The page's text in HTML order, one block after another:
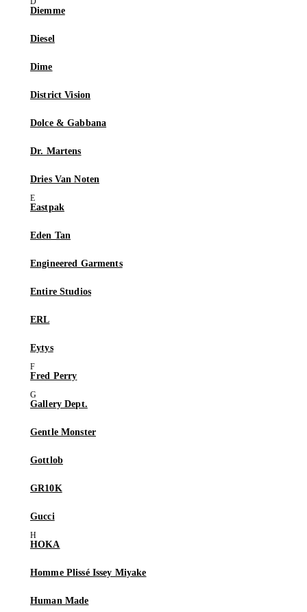
Diemme
Diesel
Dime
District Vision
Dolce & Gabbana
Dr. Martens
Dries Van Noten
Eastpak
Eden Tan
Engineered Garments
Entire Studios
ERL
Eytys
Fred Perry
Gallery Dept.
Gentle Monster
Gottlob
GR10K
Gucci
HOKA
Homme Plissé Issey Miyake
Human Made